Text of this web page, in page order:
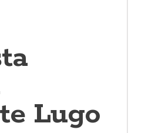
Lugo